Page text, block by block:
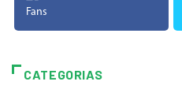
Fans
CATEGORIAS